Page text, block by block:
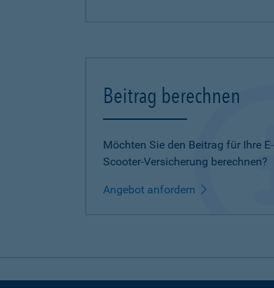
Beitrag berechnen
Möchten Sie den Beitrag für Ihre E-
Scooter-Versicherung berechnen?
Angebot anfordern